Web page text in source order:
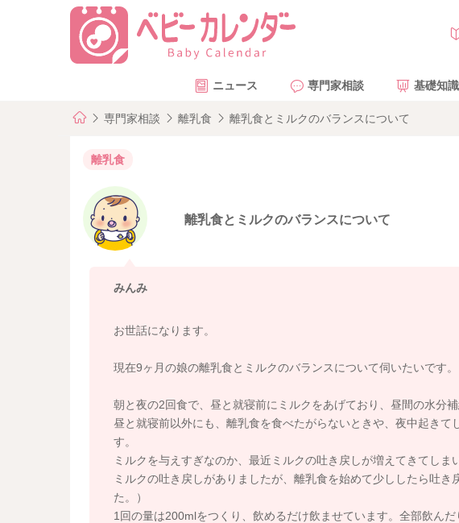
ニュース 専門家相談 基礎知識
専門家相談 離乳食 離乳食とミルクのバランスについて
離乳食
離乳食とミルクのバランスについて
みんみ
お世話になります。
現在9ヶ月の娘の離乳食とミルクのバランスについて伺いたいです。
朝と夜の2回食で、昼と就寝前にミルクをあげており、昼間の水分補
昼と就寝前以外にも、離乳食を食べたがらないときや、夜中起きて
す。
ミルクを与えすぎなのか、最近ミルクの吐き戻しが増えてきてしま
ミルクの吐き戻しがありましたが、離乳食を始めて少ししたら吐き
た。）
1回の量は200mlをつくり、飲めるだけ飲ませています。全部飲ん